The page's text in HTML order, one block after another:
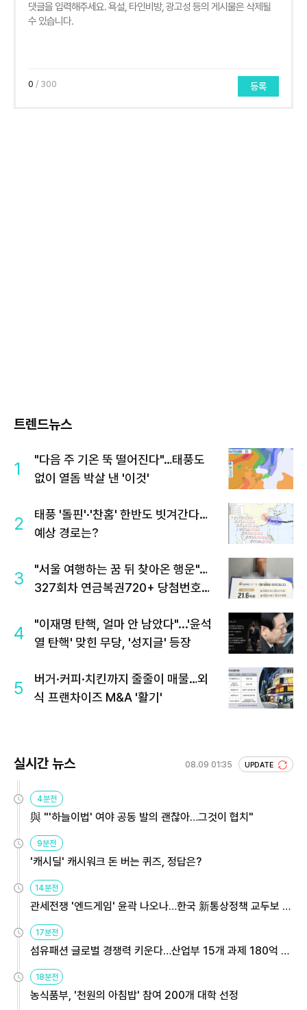
0 / 300 등록
트렌드뉴스
1
"다음 주 기온 뚝 떨어진다"…태풍도
없이 열돔 박살 낸 '이것'
2
태풍 '돌핀'·'찬홈' 한반도 빗겨간다…
예상 경로는?
3
"서울 여행하는 꿈 뒤 찾아온 행운"…
327회차 연금복권720+ 당첨번호조
4
"이재명 탄핵, 얼마 안 남았다"...'윤석
열 탄핵' 맞힌 무당, '성지글' 등장
5
버거·커피·치킨까지 줄줄이 매물…외
식 프랜차이즈 M&A '활기'
실시간 뉴스 08.09 01:35 UPDATE
4분전
與 "'하늘이법' 여야 공동 발의 괜찮아…그것이 협치"
9분전
'캐시딜' 캐시워크 돈 버는 퀴즈, 정답은?
14분전
관세전쟁 '엔드게임' 윤곽 나오나…한국 新통상정책 교두보 활
용해야
17분전
섬유패션 글로벌 경쟁력 키운다…산업부 15개 과제 180억 지
원
18분전
농식품부, '천원의 아침밥' 참여 200개 대학 선정